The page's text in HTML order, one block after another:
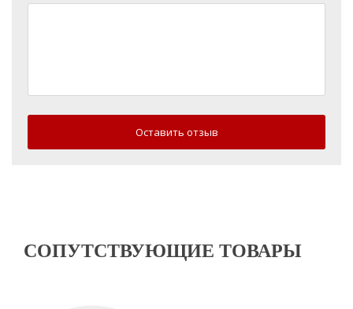
Оставить отзыв
СОПУТСТВУЮЩИЕ ТОВАРЫ